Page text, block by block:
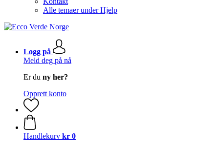
Alle temaer under Hjelp
Logg på
Meld deg på nå
Er du ny her?
Opprett konto
Handlekurv kr 0